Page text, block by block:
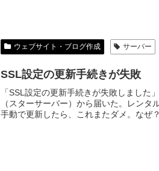
ウェブサイト・ブログ作成 サーバー
SSL設定の更新手続きが失敗
「SSL設定の更新手続きが失敗しました
（スターサーバー）から届いた。レンタ
手動で更新したら、これまたダメ。なぜ？